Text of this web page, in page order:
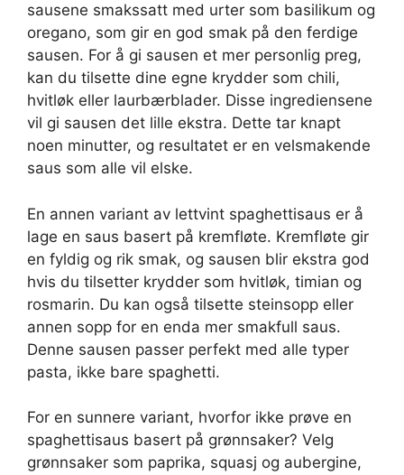
sausene smakssatt med urter som basilikum og
oregano, som gir en god smak på den ferdige
sausen. For å gi sausen et mer personlig preg,
kan du tilsette dine egne krydder som chili,
hvitløk eller laurbærblader. Disse ingrediensene
vil gi sausen det lille ekstra. Dette tar knapt
noen minutter, og resultatet er en velsmakende
saus som alle vil elske.
En annen variant av lettvint spaghettisaus er å
lage en saus basert på kremfløte. Kremfløte gir
en fyldig og rik smak, og sausen blir ekstra god
hvis du tilsetter krydder som hvitløk, timian og
rosmarin. Du kan også tilsette steinsopp eller
annen sopp for en enda mer smakfull saus.
Denne sausen passer perfekt med alle typer
pasta, ikke bare spaghetti.
For en sunnere variant, hvorfor ikke prøve en
spaghettisaus basert på grønnsaker? Velg
grønnsaker som paprika, squasj og aubergine,